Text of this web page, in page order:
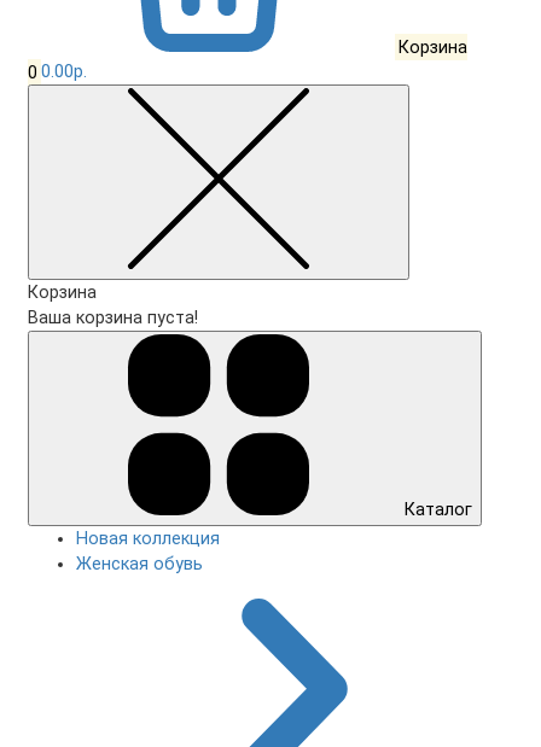
Корзина
0 0.00р.
Корзина
Ваша корзина пуста!
Каталог
Новая коллекция
Женская обувь